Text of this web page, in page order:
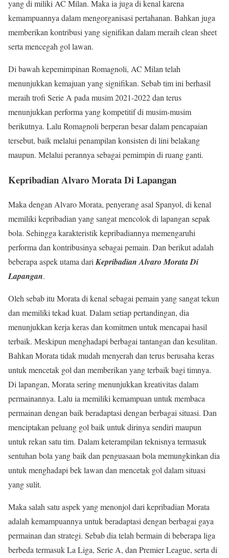
yang di miliki AC Milan. Maka ia juga di kenal karena
kemampuannya dalam mengorganisasi pertahanan. Bahkan juga
memberikan kontribusi yang signifikan dalam meraih clean sheet
serta mencegah gol lawan.
Di bawah kepemimpinan Romagnoli, AC Milan telah
menunjukkan kemajuan yang signifikan. Sebab tim ini berhasil
meraih trofi Serie A pada musim 2021-2022 dan terus
menunjukkan performa yang kompetitif di musim-musim
berikutnya. Lalu Romagnoli berperan besar dalam pencapaian
tersebut, baik melalui penampilan konsisten di lini belakang
maupun. Melalui perannya sebagai pemimpin di ruang ganti.
Kepribadian Alvaro Morata Di Lapangan
Maka dengan Alvaro Morata, penyerang asal Spanyol, di kenal
memiliki kepribadian yang sangat mencolok di lapangan sepak
bola. Sehingga karakteristik kepribadiannya memengaruhi
performa dan kontribusinya sebagai pemain. Dan berikut adalah
beberapa aspek utama dariKepribadian Alvaro Morata Di
Lapangan.
Oleh sebab itu Morata di kenal sebagai pemain yang sangat tekun
dan memiliki tekad kuat. Dalam setiap pertandingan, dia
menunjukkan kerja keras dan komitmen untuk mencapai hasil
terbaik. Meskipun menghadapi berbagai tantangan dan kesulitan.
Bahkan Morata tidak mudah menyerah dan terus berusaha keras
untuk mencetak gol dan memberikan yang terbaik bagi timnya.
Di lapangan, Morata sering menunjukkan kreativitas dalam
permainannya. Lalu ia memiliki kemampuan untuk membaca
permainan dengan baik beradaptasi dengan berbagai situasi. Dan
menciptakan peluang gol baik untuk dirinya sendiri maupun
untuk rekan satu tim. Dalam keterampilan teknisnya termasuk
sentuhan bola yang baik dan penguasaan bola memungkinkan dia
untuk menghadapi bek lawan dan mencetak gol dalam situasi
yang sulit.
Maka salah satu aspek yang menonjol dari kepribadian Morata
adalah kemampuannya untuk beradaptasi dengan berbagai gaya
permainan dan strategi. Sebab dia telah bermain di beberapa liga
berbeda termasuk La Liga, Serie A, dan Premier League, serta di